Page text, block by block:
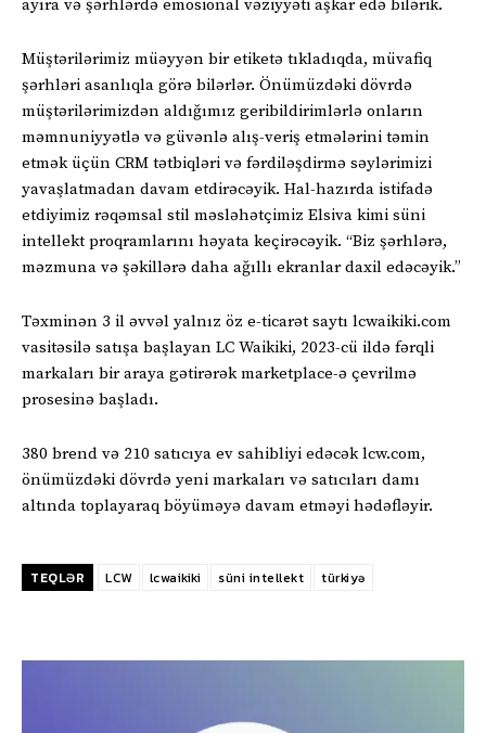
ayıra və şərhlərdə emosional vəziyyəti aşkar edə bilərik.
Müştərilərimiz müəyyən bir etiketə tıkladıqda, müvafiq
şərhləri asanlıqla görə bilərlər. Önümüzdəki dövrdə
müştərilərimizdən aldığımız geribildirimlərlə onların
məmnuniyyətlə və güvənlə alış-veriş etmələrini təmin
etmək üçün CRM tətbiqləri və fərdiləşdirmə səylərimizi
yavaşlatmadan davam etdirəcəyik. Hal-hazırda istifadə
etdiyimiz rəqəmsal stil məsləhətçimiz Elsiva kimi süni
intellekt proqramlarını həyata keçirəcəyik. “Biz şərhlərə,
məzmuna və şəkillərə daha ağıllı ekranlar daxil edəcəyik.”
Təxminən 3 il əvvəl yalnız öz e-ticarət saytı lcwaikiki.com
vasitəsilə satışa başlayan LC Waikiki, 2023-cü ildə fərqli
markaları bir araya gətirərək marketplace-ə çevrilmə
prosesinə başladı.
380 brend və 210 satıcıya ev sahibliyi edəcək lcw.com,
önümüzdəki dövrdə yeni markaları və satıcıları damı
altında toplayaraq böyüməyə davam etməyi hədəfləyir.
TEQLƏR LCW lcwaikiki süni intellekt türkiyə